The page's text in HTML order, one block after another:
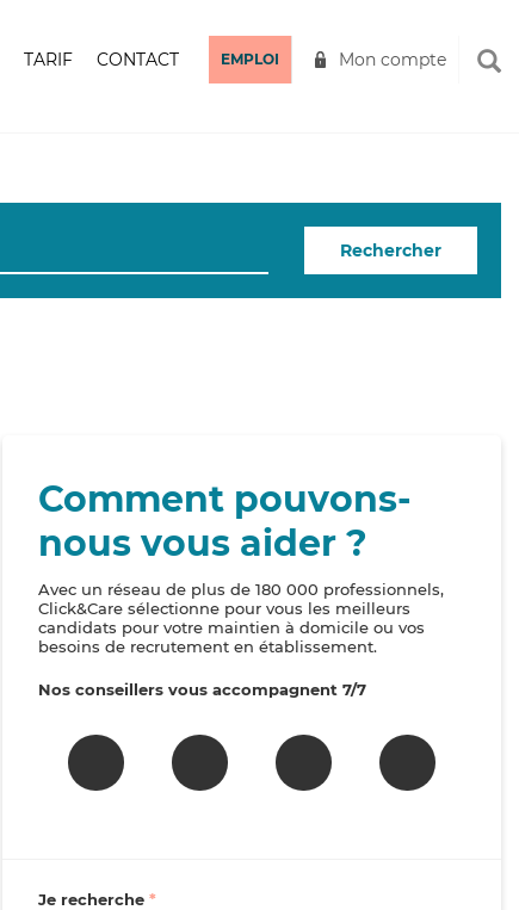
TARIF CONTACT EMPLOI Mon compte
Rechercher
Comment pouvons-
nous vous aider ?
Avec un réseau de plus de 180 000 professionnels,
Click&Care sélectionne pour vous les meilleurs
candidats pour votre maintien à domicile ou vos
besoins de recrutement en établissement.
Nos conseillers vous accompagnent 7/7
Je recherche